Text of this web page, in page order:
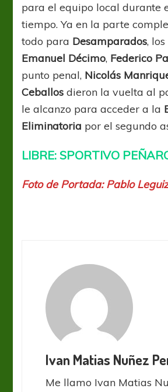
para el equipo local durante
tiempo. Ya en la parte
todo para Desamparados,
Emanuel Décimo, Federico
punto penal, Nicolás
Ceballos dieron la vuelta al
le alcanzo para acceder a la
Eliminatoria por el segundo
LIBRE: SPORTIVO
Foto de Portada: Pablo
Ivan Matias Nuñez
Me llamo Ivan Matias